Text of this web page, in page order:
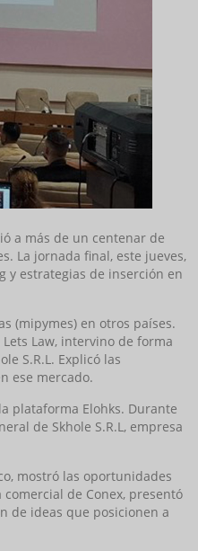
a más de un centenar de
La jornada final, este jueves,
y estrategias de inserción en
(mipymes) en otros países.
Law, intervino de forma
S.R.L. Explicó las
ese mercado.
plataforma Elohks. Durante
de Skhole S.R.L, empresa
mostró las oportunidades
de Conex, presentó
de ideas que posicionen a